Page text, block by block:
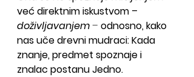
već direktnim iskustvom –
doživljavanjem – odnosno, kako
nas uče drevni mudraci: Kada
znanje, predmet spoznaje i
znalac postanu Jedno.